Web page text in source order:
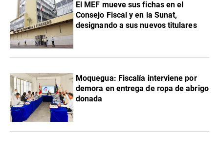
El MEF mueve sus fichas en el
Consejo Fiscal y en la Sunat,
designando a sus nuevos titulares
Moquegua: Fiscalía interviene por
demora en entrega de ropa de abrigo
donada